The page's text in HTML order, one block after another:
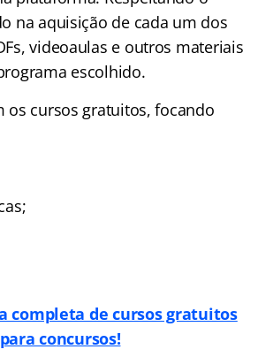
na aquisição de cada um dos
videoaulas e outros materiais
escolhido.
os cursos gratuitos, focando
completa de cursos gratuitos
para concursos!